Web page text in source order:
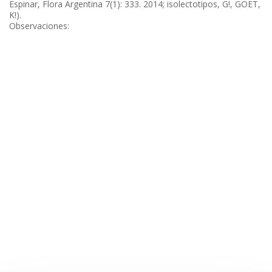
Espinar, Flora Argentina 7(1): 333. 2014; isolectotipos, G!, GOET,
K!).
Observaciones: